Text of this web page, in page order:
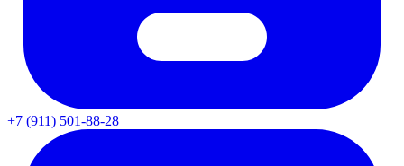
+7 (911) 501-88-28